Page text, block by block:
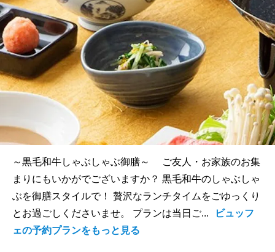
～黒毛和牛しゃぶしゃぶ御膳～ ご友人・お家族のお集
まりにもいかがでございますか？ 黒毛和牛のしゃぶしゃ
ぶを御膳スタイルで！ 贅沢なランチタイムをごゆっくり
とお過ごしくださいませ。 プランは当日ご...
ビュッフ
ェの予約プランをもっと見る